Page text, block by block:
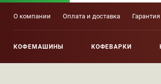
О компании Оплата и доставка Гарантия
КОФЕМАШИНЫ КОФЕВАРКИ